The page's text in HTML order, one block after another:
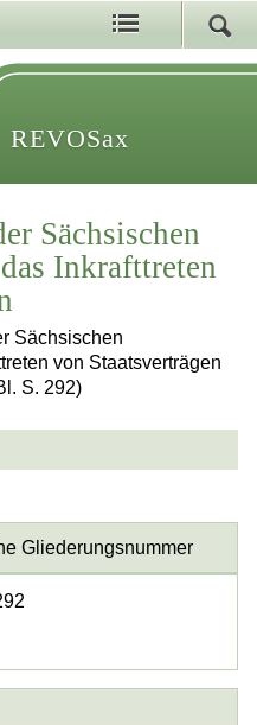
REVOSax
Sächsischen
Inkrafttreten
Sächsischen
von Staatsverträgen
S. 292)
Gliederungsnummer